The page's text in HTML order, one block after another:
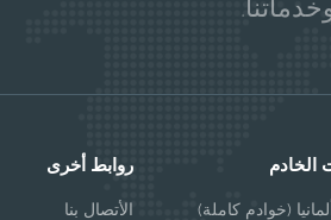
روابط أخرى
الأتصال بنا
الخادم
(خوادم كاملة)